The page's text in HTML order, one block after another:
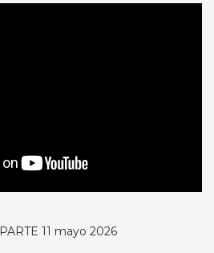
11 mayo 2026